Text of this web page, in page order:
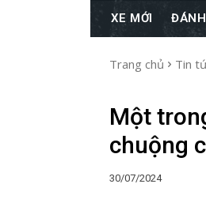
XE MỚI
Trang chủ Tin
Một
chuộng
30/07/2024